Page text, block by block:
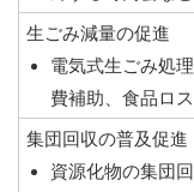
生ごみ減量の促進
電気式生ごみ処
費補助、食品ロ
集団回収の普及促進
資源化物の集団